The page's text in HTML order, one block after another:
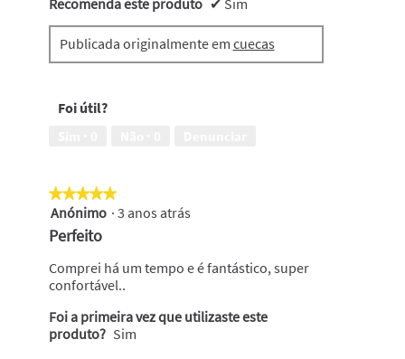
Publicada originalmente em cuecas
Foi útil?
★★★★★
★★★★★
5
em
5
estrelas.
Anónimo · 3 anos atrás
Perfeito
Comprei há um tempo e é fantástico, super
confortável..
Foi a primeira vez que utilizaste este
produto? Sim